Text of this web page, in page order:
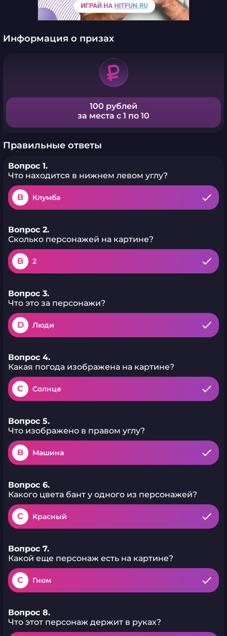
Информация о призах
100 рублей
за места с 1 по 10
Правильные ответы
Вопрос 1.
Что находится в нижнем левом углу?
B Клумба
Вопрос 2.
Сколько персонажей на картине?
B 2
Вопрос 3.
Что это за персонажи?
D Люди
Вопрос 4.
Какая погода изображена на картине?
C Солнце
Вопрос 5.
Что изображено в правом углу?
B Машина
Вопрос 6.
Какого цвета бант у одного из персонажей?
C Красный
Вопрос 7.
Какой еще персонаж есть на картине?
C Гном
Вопрос 8.
Что этот персонаж держит в руках?